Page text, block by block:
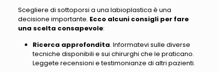
Scegliere di sottoporsi a una labioplastica è una
decisione importante. Ecco alcuni consigli per fare
una scelta consapevole:
Ricerca approfondita. Informatevi sulle diverse
tecniche disponibili e sui chirurghi che le praticano.
Leggete recensioni e testimonianze di altri pazienti.